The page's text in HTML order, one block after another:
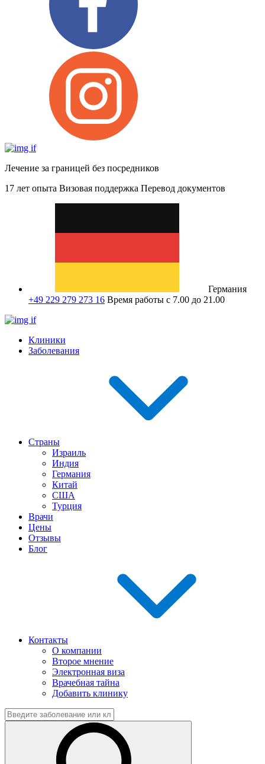
Лечение за границей без посредников
17 лет опыта Визовая поддержка Перевод документов
Германия
+49 229 279 273 16 Время работы с 7.00 до 21.00
Клиники
Заболевания
Страны
Израиль
Индия
Германия
Китай
США
Турция
Врачи
Цены
Отзывы
Блог
Контакты
О компании
Второе мнение
Электронная виза
Врачебная тайна
Добавить клинику